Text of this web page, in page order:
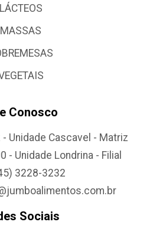
LÁCTEOS
MASSAS
Conosco
Unidade Cascavel - Matriz
- Unidade Londrina - Filial
3228-3232
Sociais